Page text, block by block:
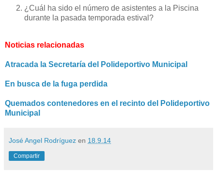
¿Cuál ha sido el número de asistentes a la Piscina
durante la pasada temporada estival?
Noticias relacionadas
Atracada la Secretaría del Polideportivo Municipal
En busca de la fuga perdida
Quemados contenedores en el recinto del Polideportivo
Municipal
José Angel Rodríguez en 18.9.14
Compartir